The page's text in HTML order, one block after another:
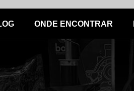
ONDE ENCONTRAR